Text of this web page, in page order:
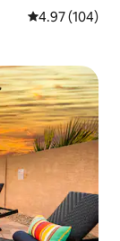
औसत रेटिंग 5 में से
4.97 (104)